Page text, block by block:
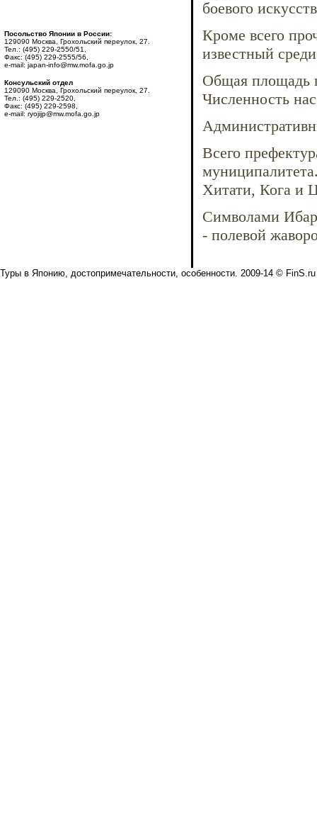
Посольство Японии в России:
129090 Москва, Грохольский переулок, 27.
Тел.: (495) 229-2550/51,
Факс: (495) 229-2555/56,
e-mail: japan-info@mw.mofa.go.jp
Консульский отдел
129090 Москва, Грохольский переулок, 27.
Тел.: (495) 229-2520,
Факс: (495) 229-2598,
e-mail: ryojijp@mw.mofa.go.jp
боевого
Кроме всего
известный
Общая площадь
Численность
Всего
Хитати, Кога и
Символами
- полевой
Туры в Японию, достопримечательности, особенности. 2009-14 © FinS.ru